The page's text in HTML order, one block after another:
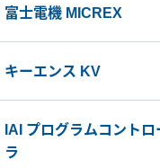
富士電機 MICREX
キーエンス KV
IAI プログラムコントロ
ラ